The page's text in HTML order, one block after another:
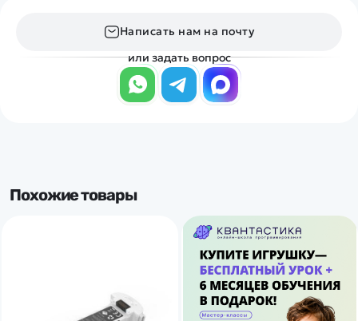
Написать нам на почту
или задать вопрос
Похожие товары